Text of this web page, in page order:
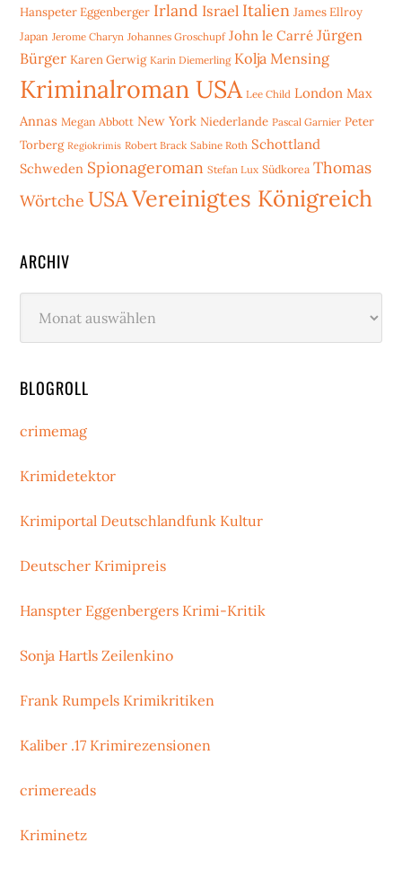
Hanspeter Eggenberger Irland Israel Italien James Ellroy
Japan Jerome Charyn Johannes Groschupf John le Carré Jürgen
Bürger Karen Gerwig Karin Diemerling Kolja Mensing
Kriminalroman USA Lee Child London Max
Annas Megan Abbott New York Niederlande Pascal Garnier Peter
Torberg Regiokrimis Robert Brack Sabine Roth Schottland
Schweden Spionageroman Stefan Lux Südkorea Thomas
Wörtche USAVereinigtes Königreich
ARCHIV
BLOGROLL
crimemag
Krimidetektor
Krimiportal Deutschlandfunk Kultur
Deutscher Krimipreis
Hanspter Eggenbergers Krimi-Kritik
Sonja Hartls Zeilenkino
Frank Rumpels Krimikritiken
Kaliber .17 Krimirezensionen
crimereads
Kriminetz